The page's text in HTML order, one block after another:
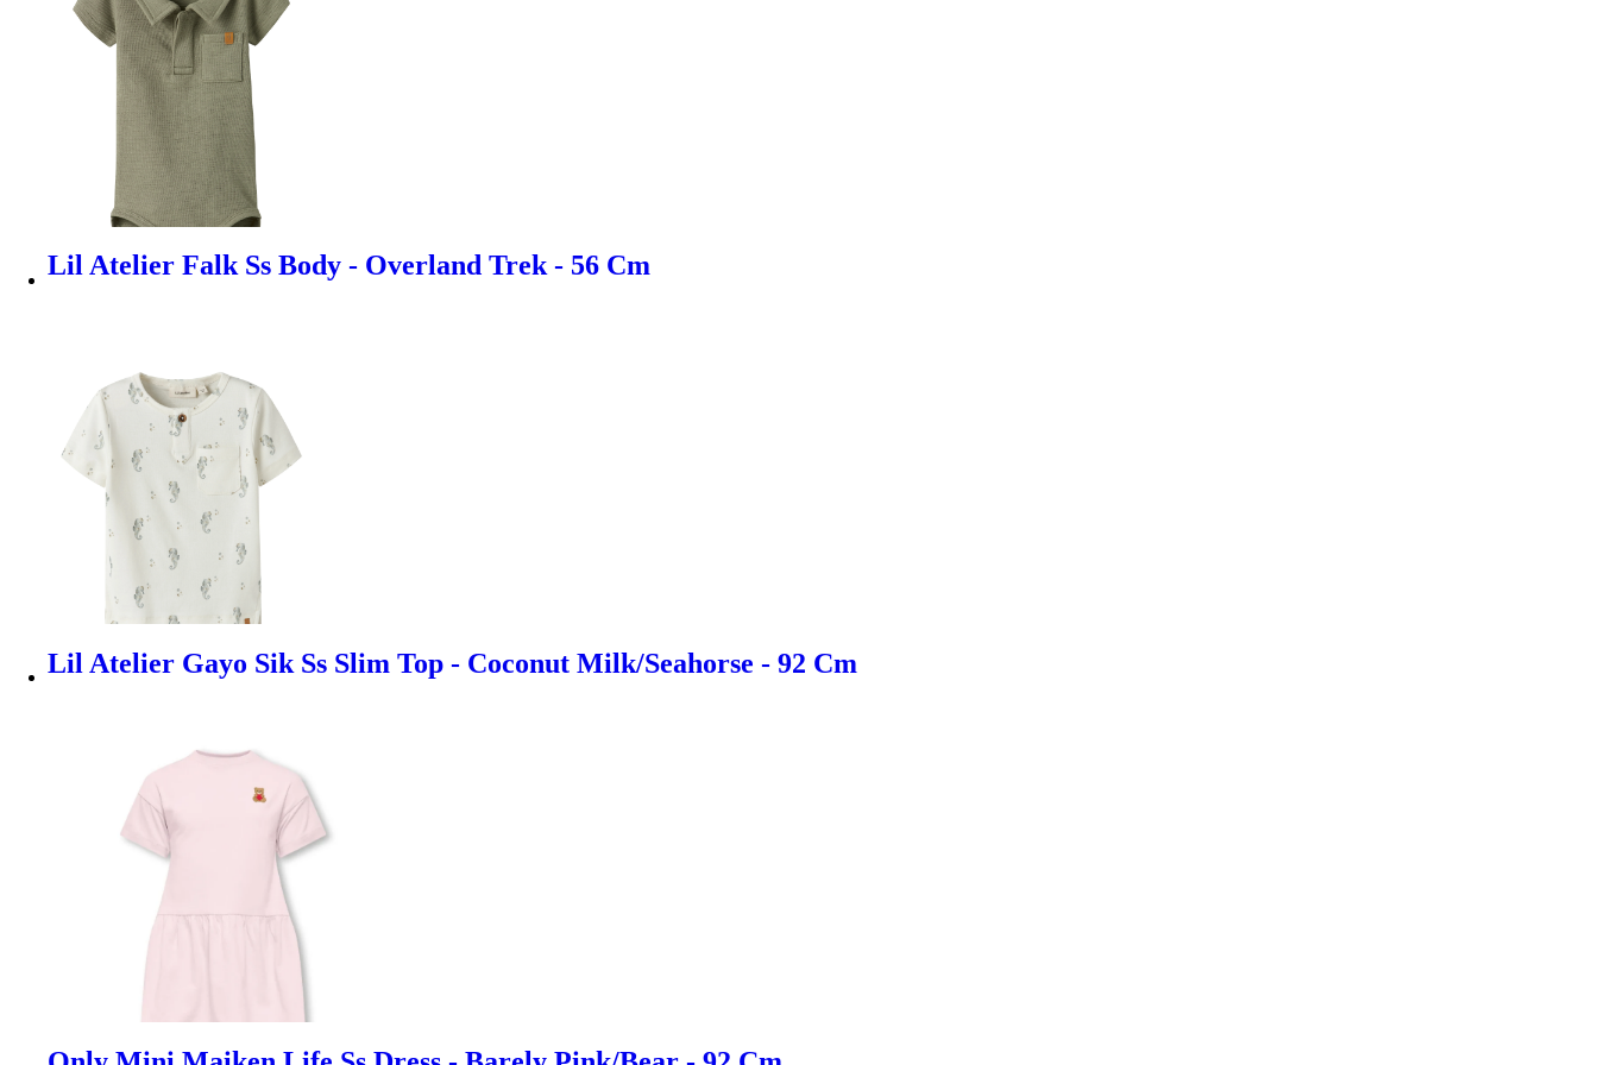
Lil Atelier Falk Ss Body - Overland Trek - 56 Cm
Lil Atelier Gayo Sik Ss Slim Top - Coconut Milk/Seahorse - 92 Cm